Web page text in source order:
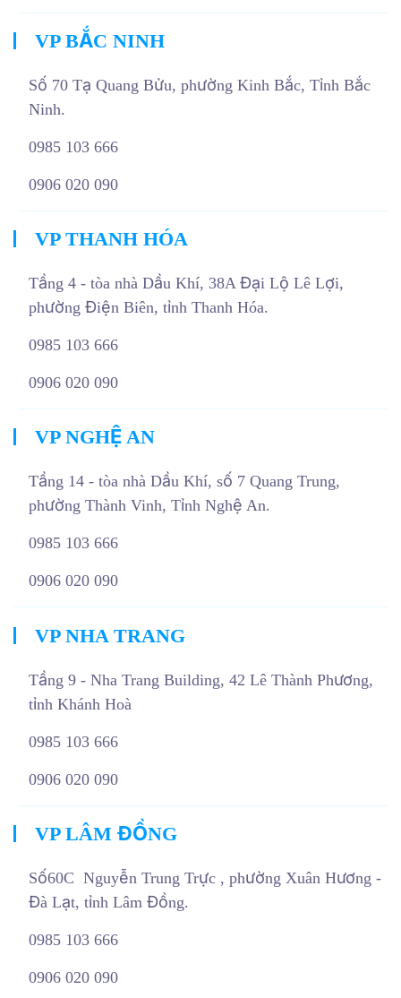
VP BẮC NINH
Số 70 Tạ Quang Bửu, phường Kinh Bắc, Tỉnh Bắc
Ninh.
0985 103 666
0906 020 090
VP THANH HÓA
Tầng 4 - tòa nhà Dầu Khí, 38A Đại Lộ Lê Lợi,
phường Điện Biên, tỉnh Thanh Hóa.
0985 103 666
0906 020 090
VP NGHỆ AN
Tầng 14 - tòa nhà Dầu Khí, số 7 Quang Trung,
phường Thành Vinh, Tỉnh Nghệ An.
0985 103 666
0906 020 090
VP NHA TRANG
Tầng 9 - Nha Trang Building, 42 Lê Thành Phương,
tỉnh Khánh Hoà
0985 103 666
0906 020 090
VP LÂM ĐỒNG
Số60C Nguyễn Trung Trực , phường Xuân Hương -
Đà Lạt, tỉnh Lâm Đồng.
0985 103 666
0906 020 090